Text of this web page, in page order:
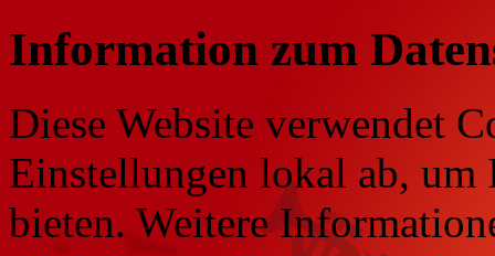
Information zum
Diese Website verwendet
Einstellungen lokal ab, um
bieten. Weitere